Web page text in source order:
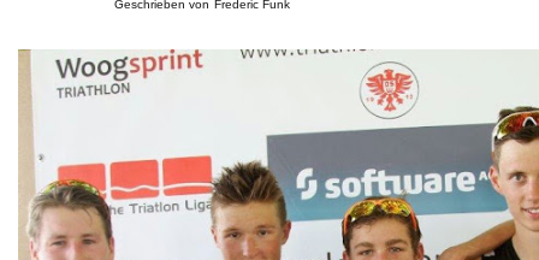
Geschrieben von Frederic Funk